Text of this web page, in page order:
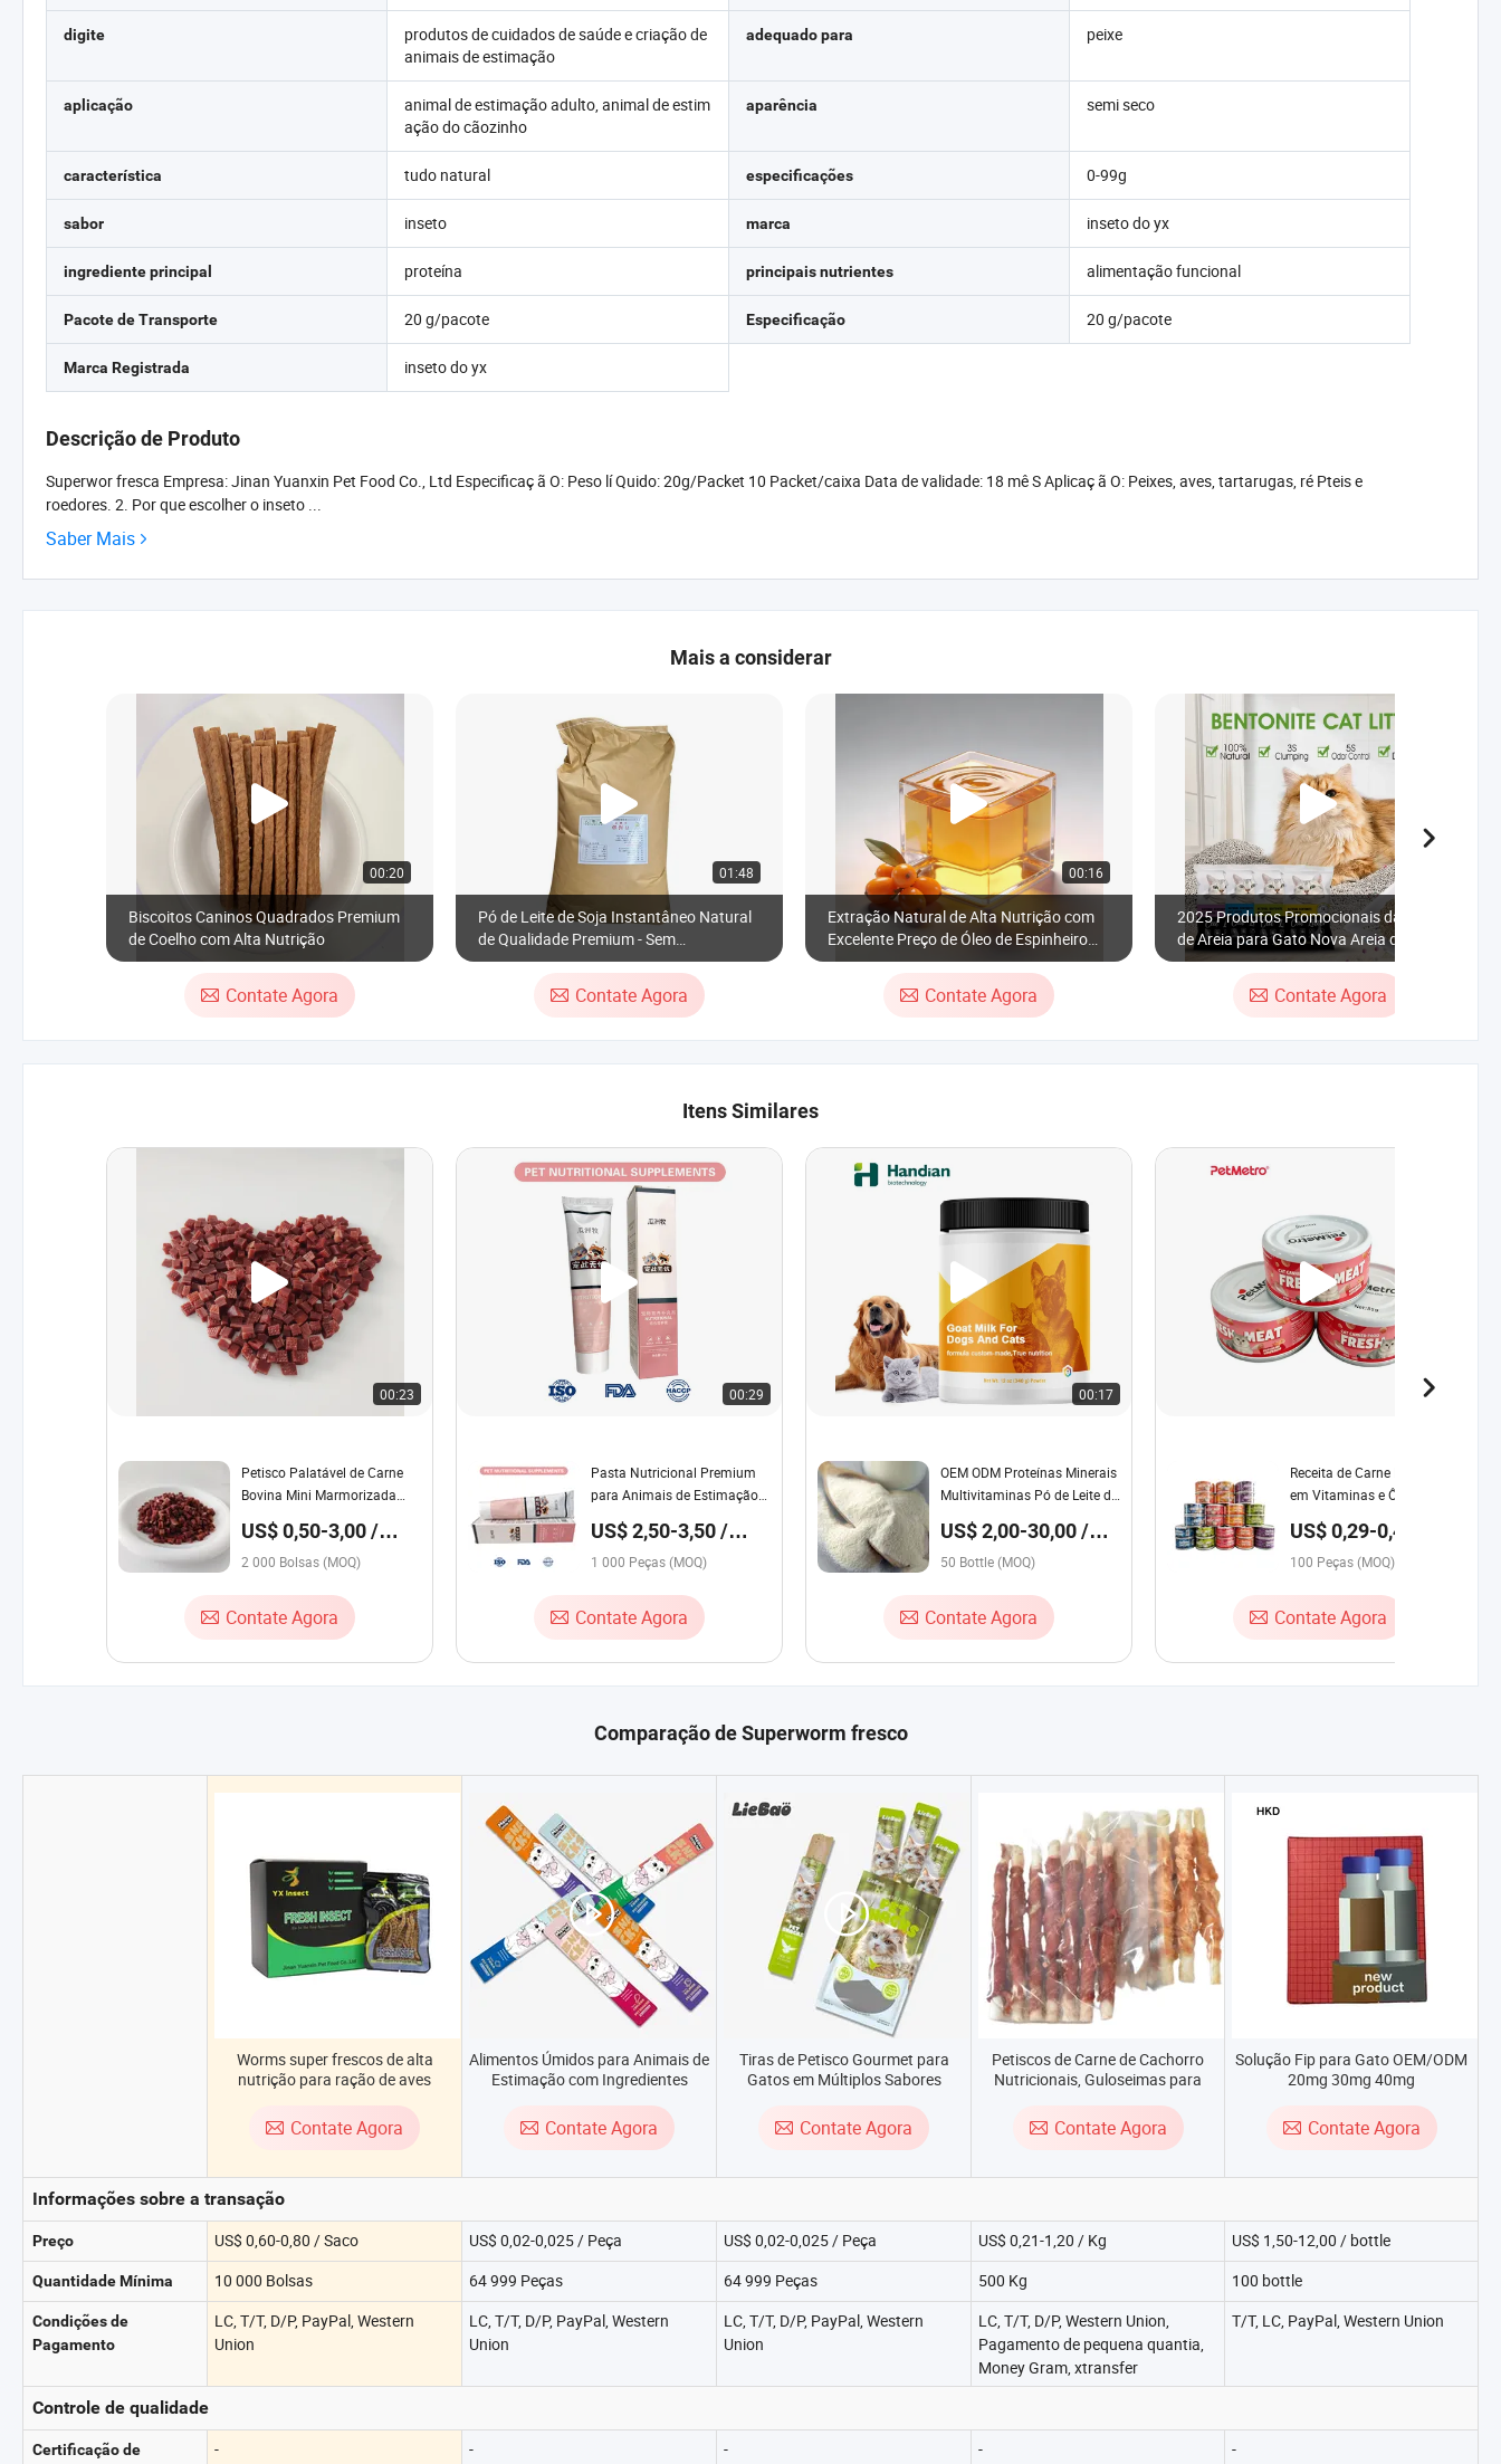
digite
produtos de cuidados de saúde e criação de
animais de estimação
adequado para peixe
aplicação
animal de estimação adulto, animal de estim
ação do cãozinho
aparência semi seco
característica tudo natural especificações 0-99g
sabor inseto marca inseto do yx
ingrediente principal proteína principais nutrientes alimentação funcional
Pacote de Transporte 20 g/pacote Especificação 20 g/pacote
Marca Registrada inseto do yx
Descrição de Produto
Superwor fresca Empresa: Jinan Yuanxin Pet Food Co., Ltd Especificaç ã O: Peso lí Quido: 20g/Packet 10 Packet/caixa Data de validade: 18 mê S Aplicaç ã O: Peixes, aves, tartarugas, ré Pteis e
roedores. 2. Por que escolher o inseto ...
Saber Mais
Mais a considerar
00:20
Biscoitos Caninos Quadrados Premium
de Coelho com Alta Nutrição
Contate Agora
01:48
Pó de Leite de Soja Instantâneo Natural
de Qualidade Premium - Sem
Conservantes, Alta Nutrição
Contate Agora
00:16
Extração Natural de Alta Nutrição com
Excelente Preço de Óleo de Espinheiro
Marítimo
Contate Agora
2025 Produtos Promocionais da Fábrica
de Areia para Gato Nova Areia de
Bentonita com Carvão Ativado Areia de
Bentonita para Areia de Gato
Contate Agora
Itens Similares
00:23
Petisco Palatável de Carne
Bovina Mini Marmorizada
US$ 0,50-3,00 /
Saco
2 000 Bolsas (MOQ)
Contate Agora
00:29
Pasta Nutricional Premium
para Animais de Estimação
Bolas de Pelo
US$ 2,50-3,50 /
Peça
1 000 Peças (MOQ)
Contate Agora
00:17
OEM ODM Proteínas Minerais
Multivitaminas Pó de Leite de
Cães e Gatos
US$ 2,00-30,00 /
Bottle
50 Bottle (MOQ)
Contate Agora
00:44
Receita de Carne Fresca Rica
em Vitaminas e Ômega
Personalização de Marca
Rótulo Privado de Alimentos
US$ 0,29-0,44 /
Peça
100 Peças (MOQ)
Contate Agora
Comparação de Superworm fresco
Worms super frescos de alta
nutrição para ração de aves
Contate Agora
Alimentos Úmidos para Animais de
Estimação com Ingredientes
OEM/ODM para Gatos
Contate Agora
Tiras de Petisco Gourmet para
Gatos em Múltiplos Sabores
Contate Agora
Petiscos de Carne de Cachorro
Nutricionais, Guloseimas para
de Couro Cru com Frango,
Guloseimas para Animais de
Enrolados em Frango
Contate Agora
Solução Fip para Gato OEM/ODM
20mg 30mg 40mg
Contate Agora
Informações sobre a transação
Preço US$ 0,60-0,80 / Saco US$ 0,02-0,025 / Peça US$ 0,02-0,025 / Peça US$ 0,21-1,20 / Kg US$ 1,50-12,00 / bottle
Quantidade Mínima 10 000 Bolsas 64 999 Peças 64 999 Peças 500 Kg 100 bottle
Condições de
Pagamento
LC, T/T, D/P, PayPal, Western
Union
LC, T/T, D/P, PayPal, Western
Union
LC, T/T, D/P, PayPal, Western
Union
LC, T/T, D/P, Western Union,
Pagamento de pequena quantia,
Money Gram, xtransfer
T/T, LC, PayPal, Western Union
Controle de qualidade
Certificação de - - - - -